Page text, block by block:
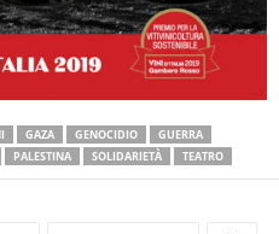
GAZA GENOCIDIO
GUERRA
PALESTINA SOLIDARIETÀ TEATRO